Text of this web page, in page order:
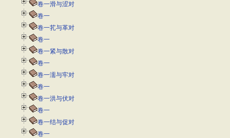
卷一滑与涩对
卷一
卷一芤与革对
卷一
卷一紧与散对
卷一
卷一濡与牢对
卷一
卷一洪与伏对
卷一
卷一结与促对
卷一